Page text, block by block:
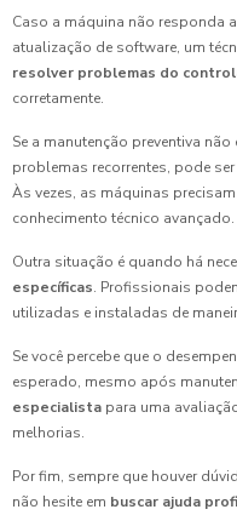
Caso a máquina não responda
atualização de software, um
resolver problemas do
corretamente.
Se a manutenção preventiva
problemas recorrentes, pode
Às vezes, as máquinas
conhecimento técnico avançado.
Outra situação é quando há
específicas. Profissionais
utilizadas e instaladas de
Se você percebe que o
esperado, mesmo após
especialista para uma
melhorias.
Por fim, sempre que houver
não hesite em buscar ajuda